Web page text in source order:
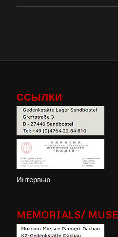
ССЫЛКИ
Интервью
MEMORIALS/